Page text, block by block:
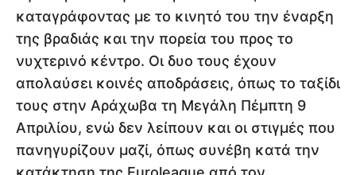
καταγράφοντας με το κινητό του την έναρξη
της βραδιάς και την πορεία του προς το
νυχτερινό κέντρο. Οι δυο τους έχουν
απολαύσει κοινές αποδράσεις, όπως το ταξίδι
τους στην Αράχωβα τη Μεγάλη Πέμπτη 9
Απριλίου, ενώ δεν λείπουν και οι στιγμές που
πανηγυρίζουν μαζί, όπως συνέβη κατά την